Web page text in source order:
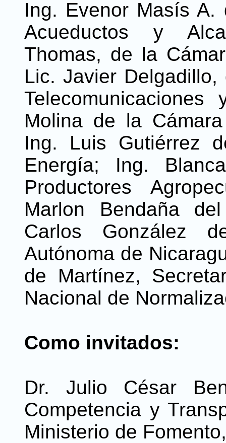
Ing. Evenor Masís A.
Acueductos y
Thomas, de la
Lic. Javier
Molina de la
Ing. Luis Gutiérrez
Energía; Ing.
Productores
Marlon Bendaña
Carlos González
Autónoma de
de Martínez,
Nacional de
Como invitados:
Dr. Julio César
Competencia y
Ministerio de